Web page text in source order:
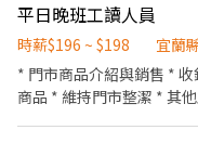
支援佳（兼職可不調店） 📅 排班 ✔ 含假日 ✔ 週排 3–5 天 💰 薪資 時
薪 $196～230 ✨ 福利 ✔ 固定早／晚班（免輪班） ✔ 完整教育訓練
⸻ 🔥【智取店 店員｜免顧客服務】🔥 ⏰ 上班時段 早班 07:00–
13:30 晚班 17:30–23:30
平日晚班工讀人員
時薪$196 ~ $198
宜蘭
* 門市商品介紹與銷售 *
商品 * 維持門市整潔 * 其他主管